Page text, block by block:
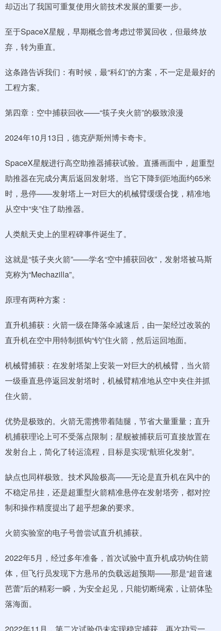
却迈出了我国可重复使用火箭技术发展的重要一步。
至于SpaceX星舰，早期概念曾考虑过带翼回收，但最终放
弃，转为垂直。
这条路告诉我们：有时候，最“科幻”的方案，不一定是最好的
工程方案。
第四章：空中捕获回收——“筷子夹火箭”的极致浪漫
2024年10月13日，德克萨斯州博卡奇卡。
SpaceX星舰进行高空助推器捕获试验。直播画面中，超重型
助推器在完成分离后返回发射塔。当它下降到距地面约65米
时，悬停——发射塔上一对巨大的机械臂缓缓合拢，精准地
从空中“夹”住了助推器。
人类航天史上的里程碑事件诞生了。
这就是“筷子夹火箭”——学名“空中捕获回收”，发射塔被马斯
克称为“Mechazilla”。
原理有两种方案：
直升机捕获：火箭一级在降落伞减速后，由一架经过改装的
直升机在空中用特制抓钩“钓”住火箭，然后运回地面。
机械臂捕获：在发射塔架上安装一对巨大的机械臂，当火箭
一级垂直悬停返回发射塔时，机械臂精准地从空中夹住并抓
住火箭。
优势是极致的。火箭无需携带着陆腿，节省大量重量；直升
机捕获理论上可不受落点限制；星舰被捕获后可直接放置在
发射台上，简化了转运流程，目标是实现“航班化发射”。
缺点也同样极致。技术风险极高——无论是直升机在风中的
不稳定吊挂，还是超重型火箭精准悬停在发射塔旁，都对控
制和操作精度提出了超乎想象的要求。
火箭实验室的电子号曾尝试直升机捕获。
2022年5月，经过多年准备，首次试验中直升机成功钩住箭
体，但飞行员发现下方悬吊的负载远超预期——那是“超音速
芭蕾”后的精彩一瞬，为安全起见，只能切断绳索，让箭体坠
落海面。